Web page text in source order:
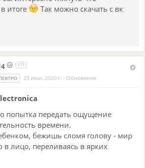
итоге
Так можно скачать с вк
111
23 июн. 2020 г. · Обновлено
попытка передать ощущение
времени.
бежишь сломя голову - мир
в лицо, переливаясь в ярких